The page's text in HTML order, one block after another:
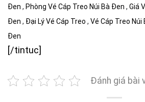
Đen , Phòng Vé Cáp Treo Núi Bà Đen , Giá
Đen , Đại Lý Vé Cáp Treo , Vé Cáp Treo Núi
Đen
[/tintuc]
Đánh giá bài